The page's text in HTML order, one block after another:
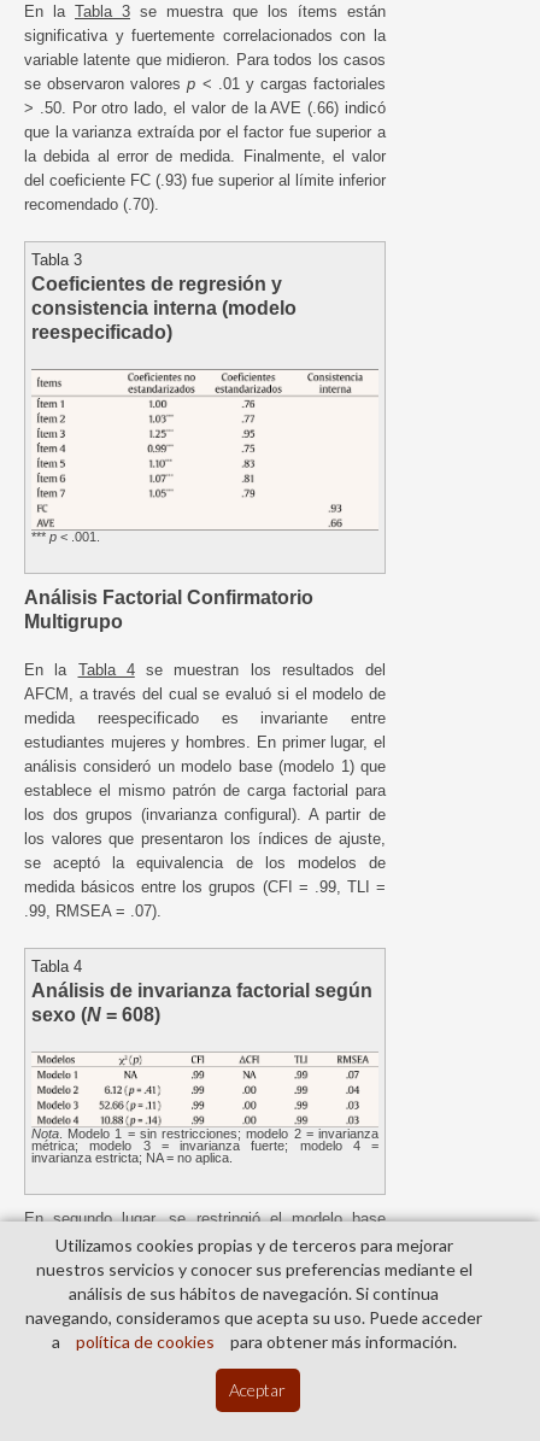
En la Tabla 3 se muestra que los ítems están
significativa y fuertemente correlacionados con la
variable latente que midieron. Para todos los casos
se observaron valoresp < .01 y cargas factoriales
> .50. Por otro lado, el valor de la AVE (.66) indicó
que la varianza extraída por el factor fue superior a
la debida al error de medida. Finalmente, el valor
del coeficiente FC (.93) fue superior al límite inferior
recomendado (.70).
Tabla 3
Coeficientes de regresión y
consistencia interna (modelo
reespecificado)
*** p < .001.
Análisis Factorial Confirmatorio
Multigrupo
En la Tabla 4se muestran los resultados del
AFCM, a través del cual se evaluó si el modelo de
medida reespecificado es invariante entre
estudiantes mujeres y hombres. En primer lugar, el
análisis consideró un modelo base (modelo 1) que
establece el mismo patrón de carga factorial para
los dos grupos (invarianza configural). A partir de
los valores que presentaron los índices de ajuste,
se aceptó la equivalencia de los modelos de
medida básicos entre los grupos (CFI = .99, TLI =
.99, RMSEA = .07).
Tabla 4
Análisis de invarianza factorial según
sexo (N = 608)
Nota . Modelo 1 = sin restricciones; modelo 2 = invarianza
métrica; modelo 3 = invarianza fuerte; modelo 4 =
invarianza estricta; NA = no aplica.
En segundo lugar, se restringió el modelo base
sobre las cargas factoriales (modelo 2),
evaluándose la invarianza métrica. Los valores de
los índices de ajuste permiten aceptar este nivel de
invarianza, ya que los resultados de comparación
de la prueba χ no fueron significativos,
= 6.12,p= .41, CFI = .99,
Utilizamos cookies propias y de terceros para mejorar
nuestros servicios y conocer sus preferencias mediante el
análisis de sus hábitos de navegación. Si continua
navegando, consideramos que acepta su uso. Puede acceder
a
política de cookies para obtener más información.
Aceptar